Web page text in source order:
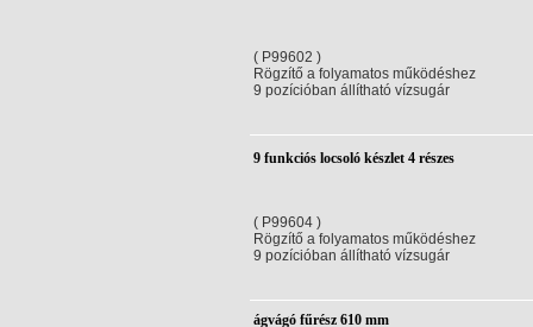
( P99602 )
Rögzítő a folyamatos működéshez
9 pozícióban állítható vízsugár
9 funkciós locsoló készlet 4 részes
( P99604 )
Rögzítő a folyamatos működéshez
9 pozícióban állítható vízsugár
ágvágó fűrész 610 mm